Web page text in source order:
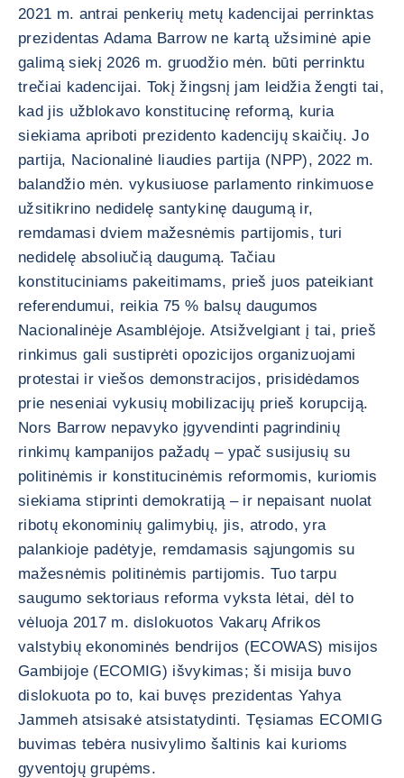
2021 m. antrai penkerių metų kadencijai perrinktas
prezidentas Adama Barrow ne kartą užsiminė apie
galimą siekį 2026 m. gruodžio mėn. būti perrinktu
trečiai kadencijai. Tokį žingsnį jam leidžia žengti tai,
kad jis užblokavo konstitucinę reformą, kuria
siekiama apriboti prezidento kadencijų skaičių. Jo
partija, Nacionalinė liaudies partija (NPP), 2022 m.
balandžio mėn. vykusiuose parlamento rinkimuose
užsitikrino nedidelę santykinę daugumą ir,
remdamasi dviem mažesnėmis partijomis, turi
nedidelę absoliučią daugumą. Tačiau
konstituciniams pakeitimams, prieš juos pateikiant
referendumui, reikia 75 % balsų daugumos
Nacionalinėje Asamblėjoje. Atsižvelgiant į tai, prieš
rinkimus gali sustiprėti opozicijos organizuojami
protestai ir viešos demonstracijos, prisidėdamos
prie neseniai vykusių mobilizacijų prieš korupciją.
Nors Barrow nepavyko įgyvendinti pagrindinių
rinkimų kampanijos pažadų – ypač susijusių su
politinėmis ir konstitucinėmis reformomis, kuriomis
siekiama stiprinti demokratiją – ir nepaisant nuolat
ribotų ekonominių galimybių, jis, atrodo, yra
palankioje padėtyje, remdamasis sąjungomis su
mažesnėmis politinėmis partijomis. Tuo tarpu
saugumo sektoriaus reforma vyksta lėtai, dėl to
vėluoja 2017 m. dislokuotos Vakarų Afrikos
valstybių ekonominės bendrijos (ECOWAS) misijos
Gambijoje (ECOMIG) išvykimas; ši misija buvo
dislokuota po to, kai buvęs prezidentas Yahya
Jammeh atsisakė atsistatydinti. Tęsiamas ECOMIG
buvimas tebėra nusivylimo šaltinis kai kurioms
gyventojų grupėms.